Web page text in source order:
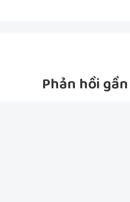
Phản hồi